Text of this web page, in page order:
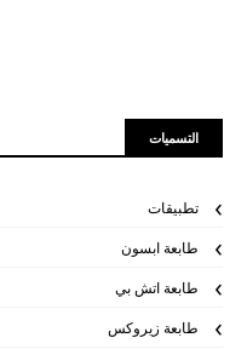
التسميات
تطبيقات
طابعة ابسون
طابعة اتش بي
طابعة زيروكس